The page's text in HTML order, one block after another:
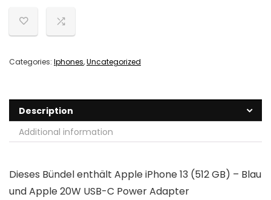
Categories: Iphones,Uncategorized
Description
Additional information
Dieses Bündel enthält Apple iPhone 13 (512 GB) – Blau
und Apple 20W USB-C Power Adapter